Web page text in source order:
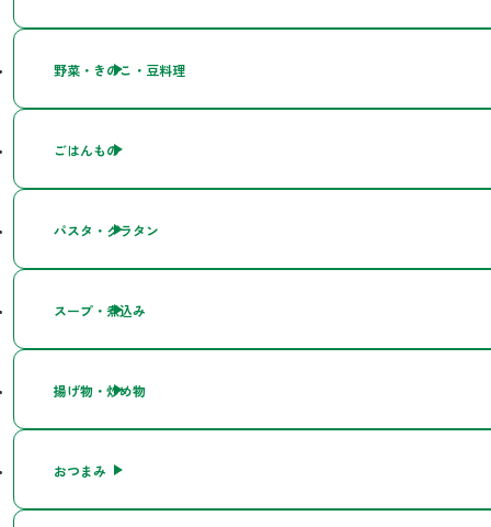
野菜・きのこ・豆料理
ごはんもの
パスタ・グラタン
スープ・煮込み
揚げ物・炒め物
おつまみ